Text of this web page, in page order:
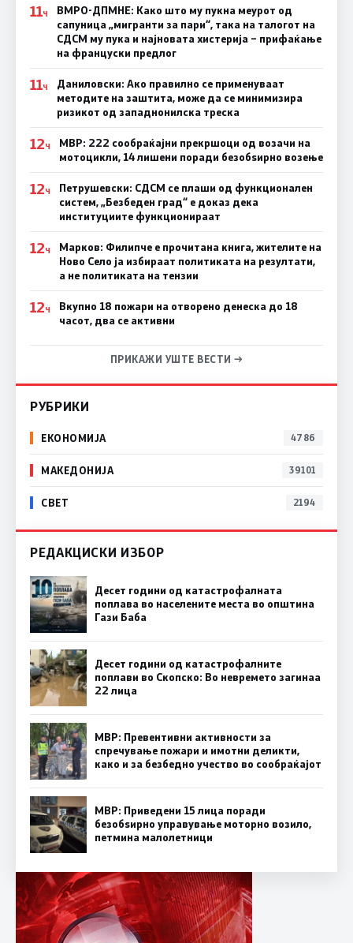
11Ч
ВМРО-ДПМНЕ: Како што му пукна меурот од
сапуница „мигранти за пари“, така на талогот на
СДСМ му пука и најновата хистерија – прифаќање
на француски предлог
11Ч
Даниловски: Ако правилно се применуваат
методите на заштита, може да се минимизира
ризикот од западнонилска треска
12Ч
МВР: 222 сообраќајни прекршоци од возачи на
мотоцикли, 14 лишени поради безобѕирно возење
12Ч
Петрушевски: СДСМ се плаши од функционален
систем, „Безбеден град“ е доказ дека
институциите функционираат
12Ч
Марков: Филипче е прочитана книга, жителите на
Ново Село ја избираат политиката на резултати,
а не политиката на тензии
12Ч
Вкупно 18 пожари на отворено денеска до 18
часот, два се активни
ПРИКАЖИ УШТЕ ВЕСТИ →
РУБРИКИ
ЕКОНОМИЈА 4786
МАКЕДОНИЈА 39101
СВЕТ 2194
РЕДАКЦИСКИ ИЗБОР
Десет години од катастрофалната
поплава во населените места во општина
Гази Баба
Десет години од катастрофалните
поплави во Скопско: Во невремето загинаа
22 лица
МВР: Превентивни активности за
спречување пожари и имотни деликти,
како и за безбедно учество во сообраќајот
МВР: Приведени 15 лица поради
безобѕирно управување моторно возило,
петмина малолетници